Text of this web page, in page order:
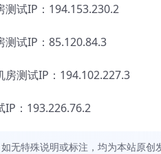
试IP：194.153.230.2
试IP：85.120.84.3
测试IP：194.102.227.3
：193.226.76.2
无特殊说明或标注，均为本站原创